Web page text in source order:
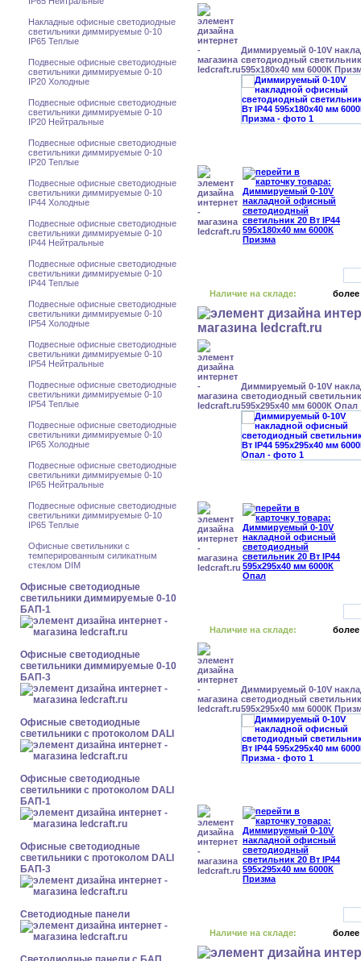
Накладные офисные светодиодные
светильники диммируемые 0-10
IP65 Теплые
Подвесные офисные светодиодные
светильники диммируемые 0-10
IP20 Холодные
Подвесные офисные светодиодные
светильники диммируемые 0-10
IP20 Нейтральные
Подвесные офисные светодиодные
светильники диммируемые 0-10
IP20 Теплые
Подвесные офисные светодиодные
светильники диммируемые 0-10
IP44 Холодные
Подвесные офисные светодиодные
светильники диммируемые 0-10
IP44 Нейтральные
Подвесные офисные светодиодные
светильники диммируемые 0-10
IP44 Теплые
Подвесные офисные светодиодные
светильники диммируемые 0-10
IP54 Холодные
Подвесные офисные светодиодные
светильники диммируемые 0-10
IP54 Нейтральные
Подвесные офисные светодиодные
светильники диммируемые 0-10
IP54 Теплые
Подвесные офисные светодиодные
светильники диммируемые 0-10
IP65 Холодные
Подвесные офисные светодиодные
светильники диммируемые 0-10
IP65 Нейтральные
Подвесные офисные светодиодные
светильники диммируемые 0-10
IP65 Теплые
Офисные светильники с
темперированным силикатным
стеклом DIM
Офисные светодиодные
светильники диммируемые 0-10
БАП-1
Офисные светодиодные
светильники диммируемые 0-10
БАП-3
Офисные светодиодные
светильники с протоколом DALI
Офисные светодиодные
светильники с протоколом DALI
БАП-1
Офисные светодиодные
светильники с протоколом DALI
БАП-3
Cветодиодные панели
Диммируемый 0-10V
светодиодный
595x180x40 мм 6000К
Наличие на складе: более
Диммируемый 0-10V
светодиодный
595x295x40 мм 6000К Опал
Наличие на складе: более
Диммируемый 0-10V
светодиодный
595x295x40 мм 6000К
Наличие на складе: более